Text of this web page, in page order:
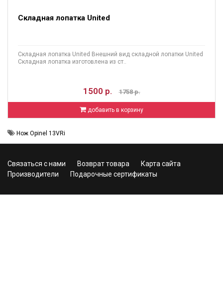
Складная лопатка United
Складная лопатка United Внешний вид складной лопатки United
Складная лопатка изготовлена из ст..
1500 р. 1758 р.
добавить в корзину
Нож Opinel 13VRi
Связаться с нами Возврат товара
Карта сайта
Производители
Подарочные сертификаты